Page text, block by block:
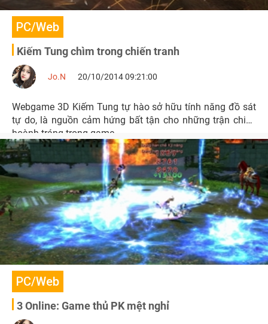
PC/Web
Kiếm Tung chìm trong chiến tranh
Jo.N 20/10/2014 09:21:00
Webgame 3D Kiếm Tung tự hào sở hữu tính năng đồ sát
tự do, là nguồn cảm hứng bất tận cho những trận chiến
hoành tráng trong game.
PC/Web
3 Online: Game thủ PK mệt nghỉ